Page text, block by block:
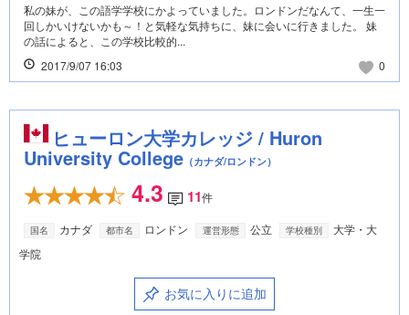
私の妹が、この語学学校にかよっていました。ロンドンだなんて、一生一
回しかいけないかも～！と気軽な気持ちに、妹に会いに行きました。 妹
の話によると、この学校比較的...
2017/9/07 16:03
0
ヒューロン大学カレッジ / Huron
University College （カナダ/ロンドン）
4.3 11件
国名 カナダ 都市名 ロンドン 運営形態 公立 学校種別
大学・大
学院
お気に入りに追加